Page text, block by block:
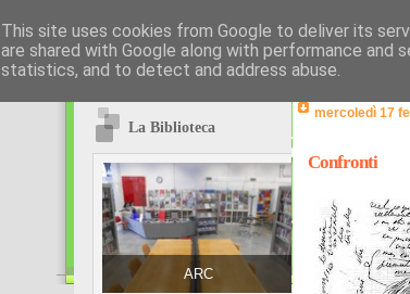
La Biblioteca
ARC
mercoledì 17
Confronti
This site uses cookies from Google to deliver its
are shared with Google along with performance
statistics, and to detect and address abuse.